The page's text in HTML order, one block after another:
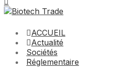
ACCUEIL
Actualité
Sociétés
Réglementaire